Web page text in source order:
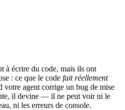
à écrire du code, mais ils ont
: ce que le code fait réellement
votre agent corrige un bug de mise
il devine — il ne peut voir ni le
ni les erreurs de console.